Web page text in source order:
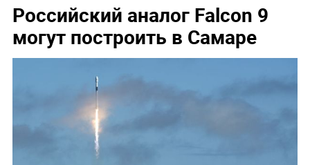
Российский аналог Falcon 9
могут построить в Самаре